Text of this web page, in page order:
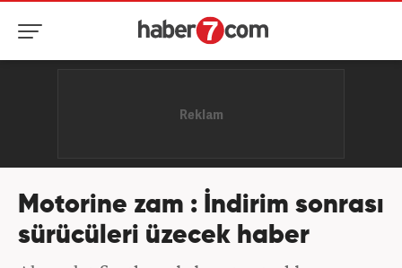
Motorine zam : İndirim sonrası
sürücüleri üzecek haber